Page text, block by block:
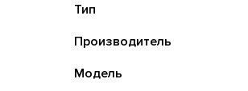
Тип
Производитель
Модель